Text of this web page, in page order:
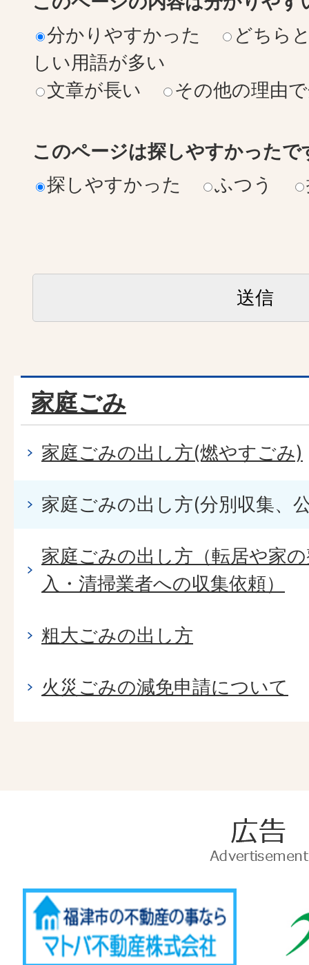
分かりやすかった
どちら
しい用語が多い
文章が長い
その他の理由
このページは探しやすかったで
探しやすかった
ふつう
家庭ごみ
家庭ごみの出し方(燃やすごみ)
家庭ごみの出し方(分別収集、
家庭ごみの出し方（転居や家
入・清掃業者への収集依頼）
粗大ごみの出し方
火災ごみの減免申請について
告